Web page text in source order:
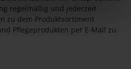
regelmäßig und jederzeit
zu dem Produktsortiment
Pflegeprodukten per E-Mail zu.